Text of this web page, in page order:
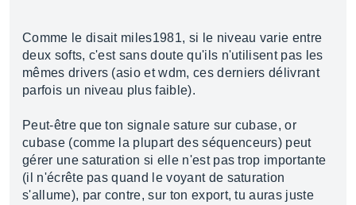
Comme le disait miles1981, si le niveau varie entre
deux softs, c'est sans doute qu'ils n'utilisent pas les
mêmes drivers (asio et wdm, ces derniers délivrant
parfois un niveau plus faible).
Peut-être que ton signale sature sur cubase, or
cubase (comme la plupart des séquenceurs) peut
gérer une saturation si elle n'est pas trop importante
(il n'écrête pas quand le voyant de saturation
s'allume), par contre, sur ton export, tu auras juste